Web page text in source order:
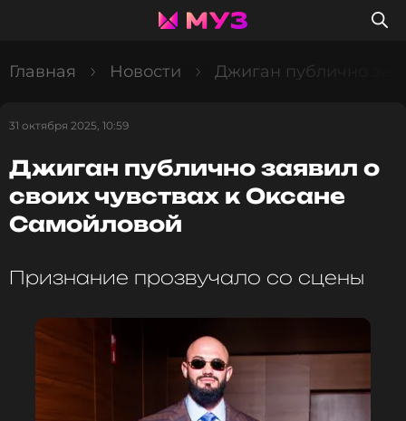
Главная Новости Джиган публично
31 октября 2025, 10:59
Джиган публично заявил о
своих чувствах к Оксане
Самойловой
Признание прозвучало со сцены